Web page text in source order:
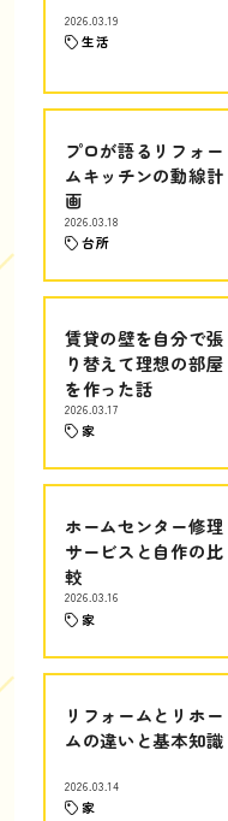
2026.03.19
生活
プロが語るリフォー
ムキッチンの動線計
画
2026.03.18
台所
賃貸の壁を自分で張
り替えて理想の部屋
を作った話
2026.03.17
家
ホームセンター修理
サービスと自作の比
較
2026.03.16
家
リフォームとリホー
ムの違いと基本知識
2026.03.14
家